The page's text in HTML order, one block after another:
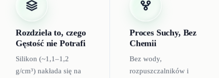
Rozdziela to, czego
Gęstość nie Potrafi
Silikon (~1,1–1,2
g/cm³) nakłada się na
Proces Suchy, Bez
Chemii
Bez wody,
rozpuszczalników i